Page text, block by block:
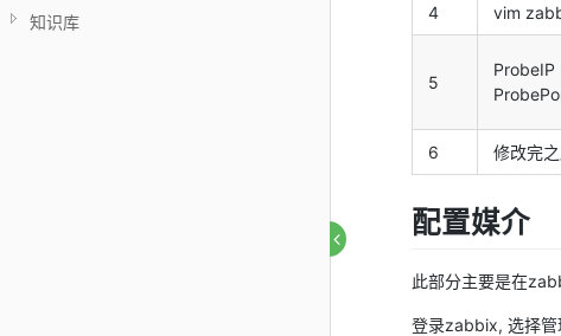
知识库
4 vim
5
ProbeIP
6 修改完
配置媒介
此部分主要是在
登录zabbix, 选择管